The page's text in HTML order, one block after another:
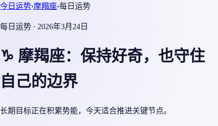
今日运势›摩羯座›每日运势
每日运势 · 2026年3月24日
♑ 摩羯座：保持好奇，也守住
自己的边界
长期目标正在积累势能，今天适合推进关键节点。